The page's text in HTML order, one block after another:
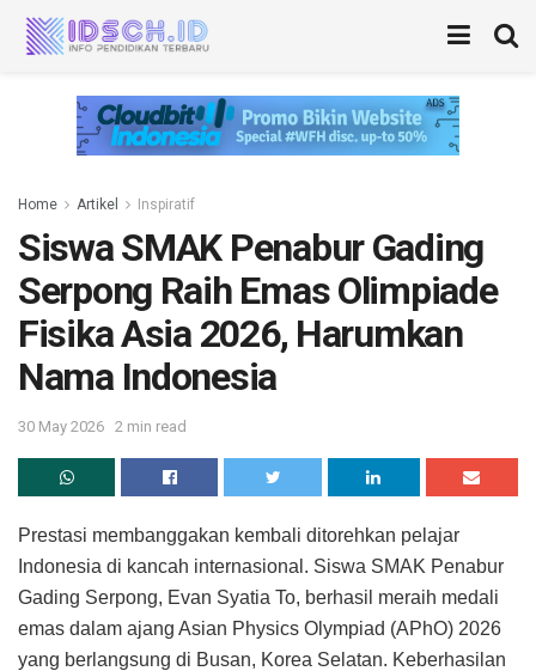
Home Artikel Inspiratif
Siswa SMAK Penabur Gading
Serpong Raih Emas Olimpiade
Fisika Asia 2026, Harumkan
Nama Indonesia
30 May 2026 2 min read
Prestasi membanggakan kembali ditorehkan pelajar
Indonesia di kancah internasional. Siswa SMAK Penabur
Gading Serpong, Evan Syatia To, berhasil meraih medali
emas dalam ajang Asian Physics Olympiad (APhO) 2026
yang berlangsung di Busan, Korea Selatan. Keberhasilan